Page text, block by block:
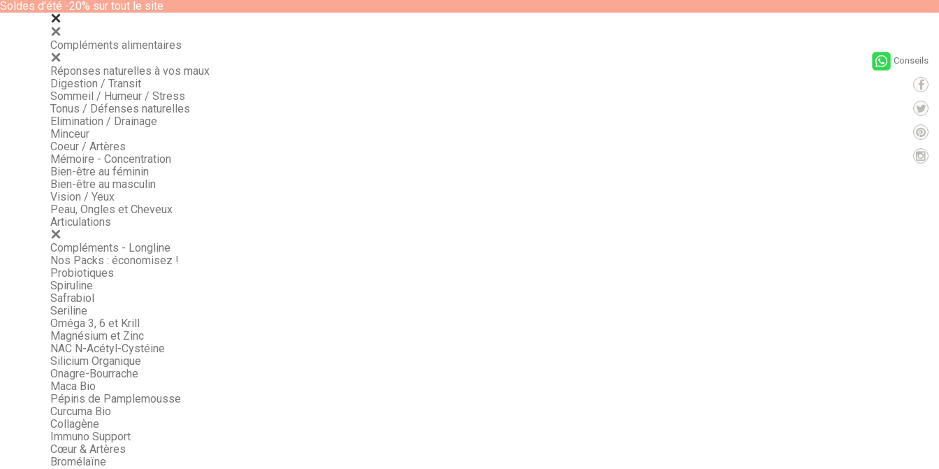
Soldes d'été -20% sur tout le site
Compléments alimentaires
Réponses naturelles à vos maux
Digestion / Transit
Sommeil / Humeur / Stress
Tonus / Défenses naturelles
Elimination / Drainage
Minceur
Coeur / Artères
Mémoire - Concentration
Bien-être au féminin
Bien-être au masculin
Vision / Yeux
Peau, Ongles et Cheveux
Articulations
Compléments - Longline
Nos Packs : économisez !
Probiotiques
Spiruline
Safrabiol
Seriline
Oméga 3, 6 et Krill
Magnésium et Zinc
NAC N-Acétyl-Cystéine
Silicium Organique
Onagre-Bourrache
Maca Bio
Pépins de Pamplemousse
Curcuma Bio
Collagène
Immuno Support
Cœur & Artères
Bromélaïne
Conseils